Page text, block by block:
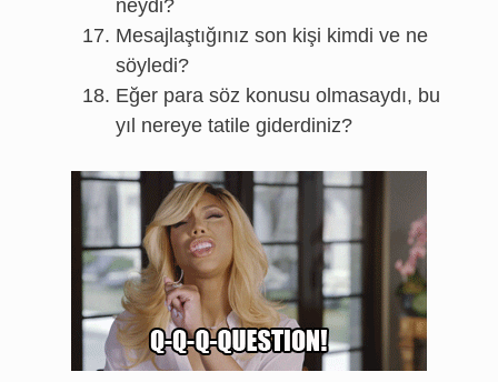
neydi?
Mesajlaştığınız son kişi kimdi ve ne
söyledi?
Eğer para söz konusu olmasaydı, bu
yıl nereye tatile giderdiniz?